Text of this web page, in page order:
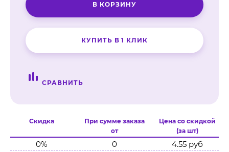
В КОРЗИНУ
КУПИТЬ В 1 КЛИК
СРАВНИТЬ
Скидка
При сумме заказа
от
Цена со скидкой
(за шт)
0% 0
4.55 руб